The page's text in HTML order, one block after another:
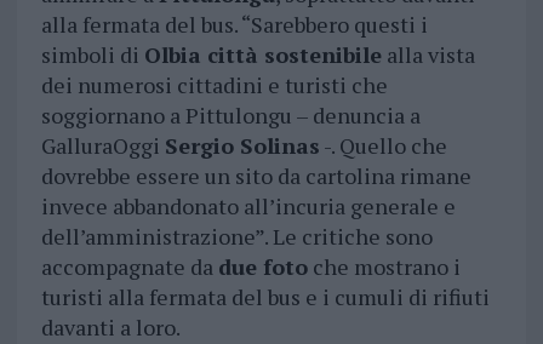
alla fermata del bus. “Sarebbero questi i
simboli di Olbia città sostenibilealla vista
dei numerosi cittadini e turisti che
soggiornano a Pittulongu – denuncia a
GalluraOggi Sergio Solinas -. Quello che
dovrebbe essere un sito da cartolina rimane
invece abbandonato all’incuria generale e
dell’amministrazione”. Le critiche sono
accompagnate da due fotoche mostrano i
turisti alla fermata del bus e i cumuli di rifiuti
davanti a loro.